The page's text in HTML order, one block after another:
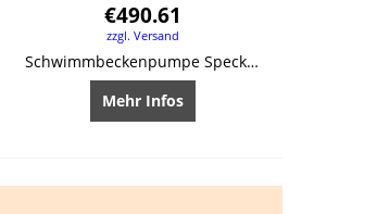
€490.61
zzgl. Versand
Schwimmbeckenpumpe Speck Bettar
Mehr Infos